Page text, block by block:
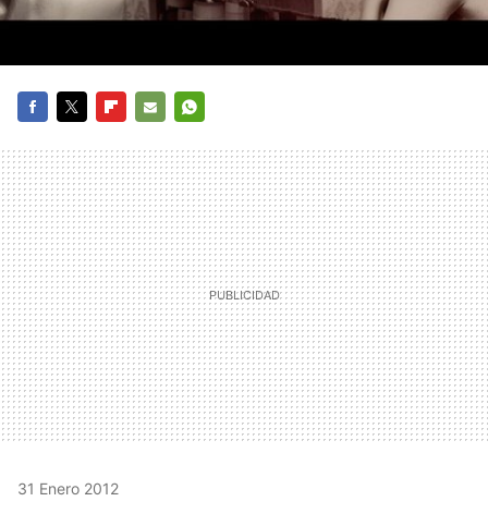
MAIL
31 Enero 2012